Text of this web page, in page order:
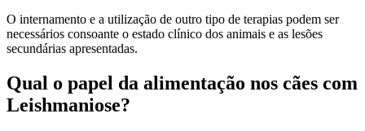
O internamento e a utilização de outro tipo de terapias podem ser
necessários consoante o estado clínico dos animais e as lesões
secundárias apresentadas.
Qual o papel da alimentação nos cães com
Leishmaniose?